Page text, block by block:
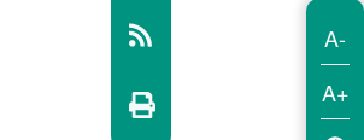
A-
A+